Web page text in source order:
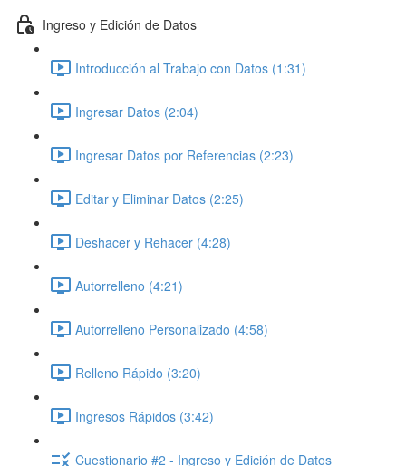
Ingreso y Edición de Datos
Introducción al Trabajo con Datos (1:31)
Ingresar Datos (2:04)
Ingresar Datos por Referencias (2:23)
Editar y Eliminar Datos (2:25)
Deshacer y Rehacer (4:28)
Autorrelleno (4:21)
Autorrelleno Personalizado (4:58)
Relleno Rápido (3:20)
Ingresos Rápidos (3:42)
Cuestionario #2 - Ingreso y Edición de Datos